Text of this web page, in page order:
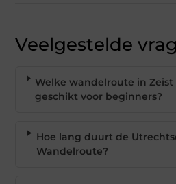
Veelgestelde
Welke wandelroute in Zeist
geschikt voor beginners?
Hoe lang duurt de
Wandelroute?